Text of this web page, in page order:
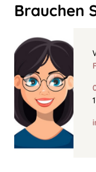
Brauchen